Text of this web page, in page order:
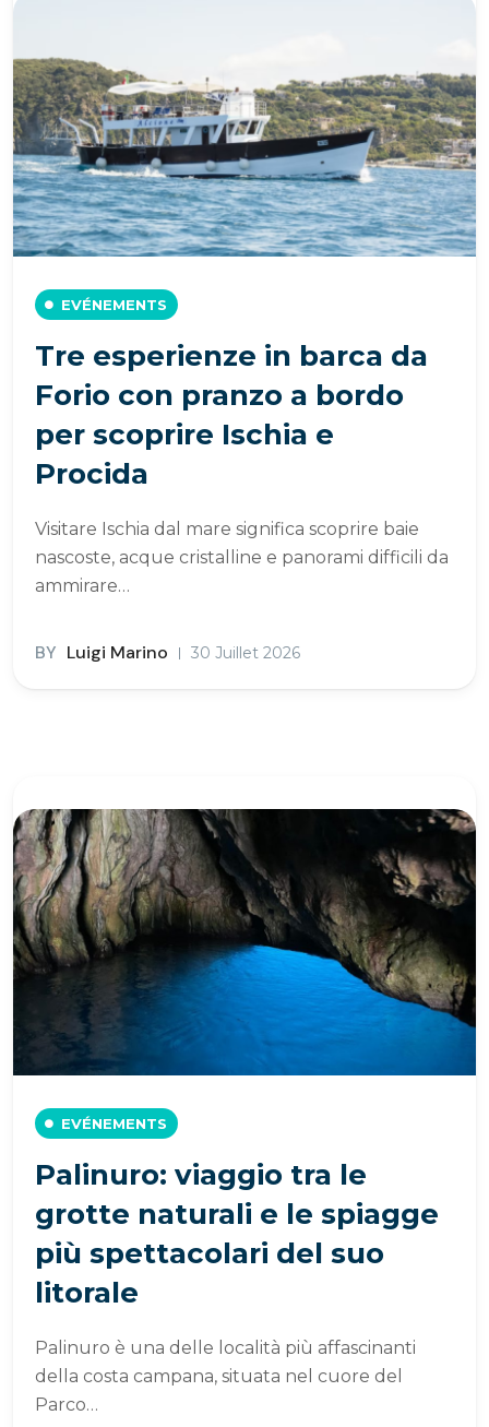
EVÉNEMENTS
Tre esperienze in barca da
Forio con pranzo a bordo
per scoprire Ischia e
Procida
Visitare Ischia dal mare significa scoprire baie
nascoste, acque cristalline e panorami difficili da
ammirare…
BY Luigi Marino 30 Juillet 2026
EVÉNEMENTS
Palinuro: viaggio tra le
grotte naturali e le spiagge
più spettacolari del suo
litorale
Palinuro è una delle località più affascinanti
della costa campana, situata nel cuore del
Parco…